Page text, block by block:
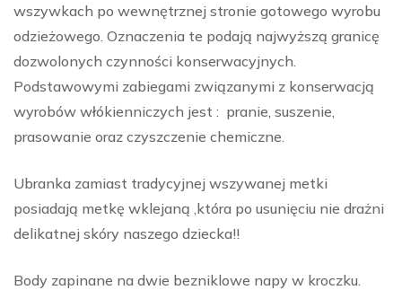
wszywkach po wewnętrznej stronie gotowego wyrobu
odzieżowego. Oznaczenia te podają najwyższą granicę
dozwolonych czynności konserwacyjnych.
Podstawowymi zabiegami związanymi z konserwacją
wyrobów włókienniczych jest : pranie, suszenie,
prasowanie oraz czyszczenie chemiczne.
Ubranka zamiast tradycyjnej wszywanej metki
posiadają metkę wklejaną ,która po usunięciu nie drażni
delikatnej skóry naszego dziecka!!
Body zapinane na dwie bezniklowe napy w kroczku.